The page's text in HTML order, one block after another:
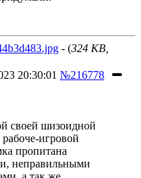
- (324 KB,
20:30:01 №216778
своей шизоидной
игровой
пропитана
неправильными